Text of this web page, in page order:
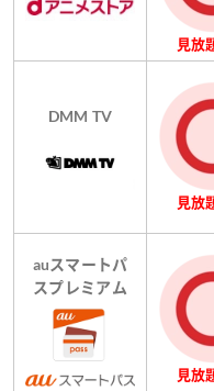
見放
DMM TV
見放
auスマートパ
スプレミアム
見放